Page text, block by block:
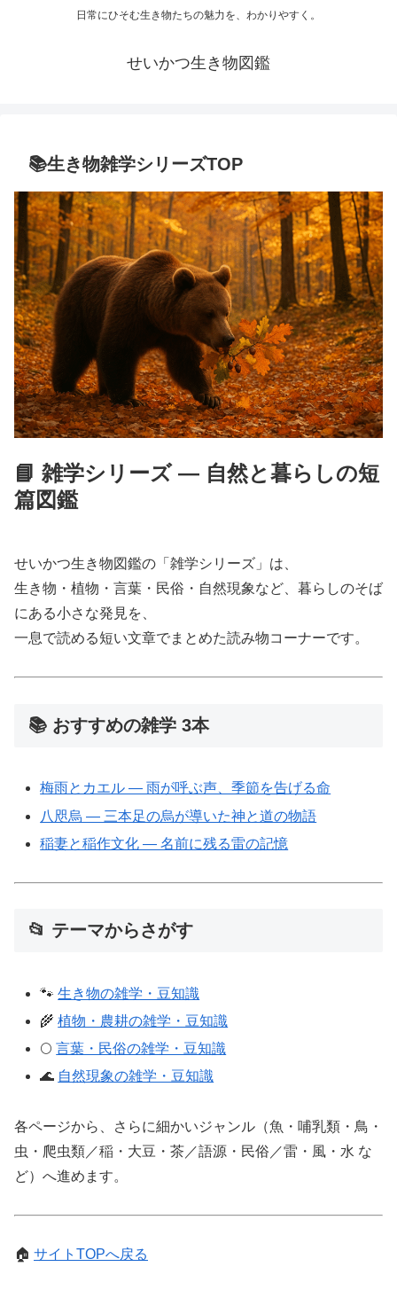
日常にひそむ生き物たちの魅力を、わかりやすく。
せいかつ生き物図鑑
📚生き物雑学シリーズTOP
📘 雑学シリーズ ― 自然と暮らしの短
篇図鑑
せいかつ生き物図鑑の「雑学シリーズ」は、
生き物・植物・言葉・民俗・自然現象など、暮らしのそば
にある小さな発見を、
一息で読める短い文章でまとめた読み物コーナーです。
📚 おすすめの雑学 3本
梅雨とカエル ― 雨が呼ぶ声、季節を告げる命
八咫烏 ― 三本足の烏が導いた神と道の物語
稲妻と稲作文化 ― 名前に残る雷の記憶
📂 テーマからさがす
🐾生き物の雑学・豆知識
🌾植物・農耕の雑学・豆知識
🌕言葉・民俗の雑学・豆知識
🌊 自然現象の雑学・豆知識
各ページから、さらに細かいジャンル（魚・哺乳類・鳥・
虫・爬虫類／稲・大豆・茶／語源・民俗／雷・風・水 な
ど）へ進めます。
🏠 サイトTOPへ戻る